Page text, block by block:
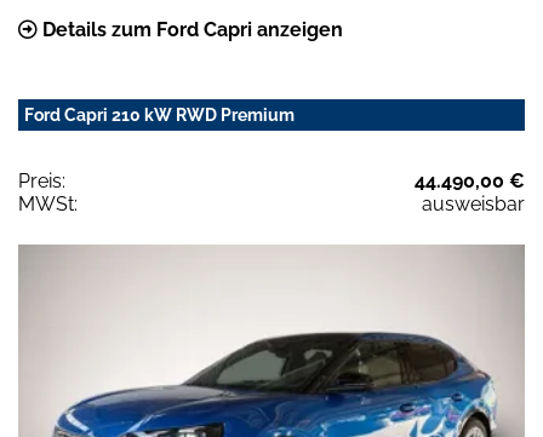
Details zum Ford Capri anzeigen
Ford Capri 210 kW RWD Premium
Preis:
44.490,00 €
MWSt:
ausweisbar